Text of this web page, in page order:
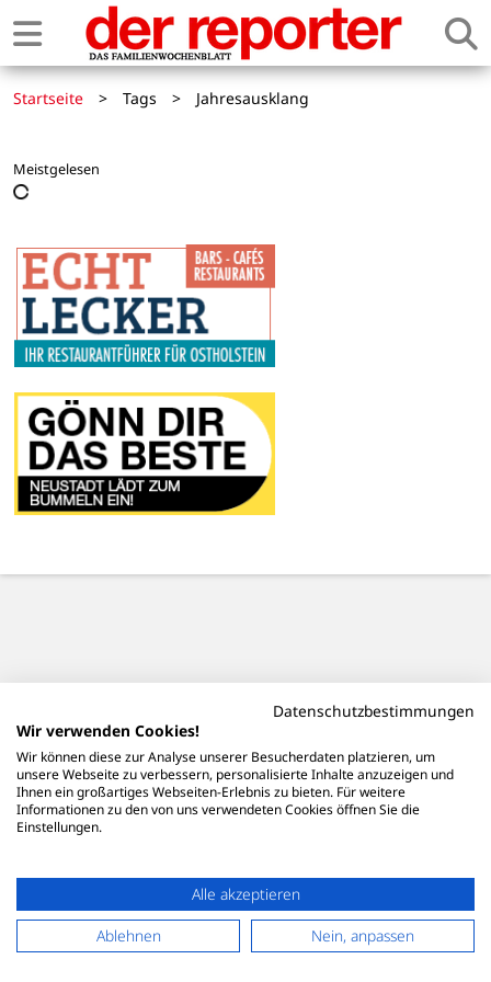
Startseite > Tags > Jahresausklang
Meistgelesen
Datenschutzbestimmungen
Wir verwenden Cookies!
Wir können diese zur Analyse unserer Besucherdaten platzieren, um
unsere Webseite zu verbessern, personalisierte Inhalte anzuzeigen und
Ihnen ein großartiges Webseiten-Erlebnis zu bieten. Für weitere
Informationen zu den von uns verwendeten Cookies öffnen Sie die
Einstellungen.
Alle akzeptieren
Ablehnen
Nein, anpassen